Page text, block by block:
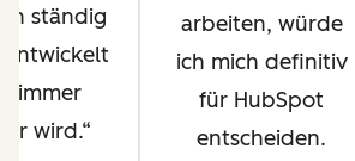
ständig
immer
wird.
arbeiten, würde
ich mich definitiv
für HubSpot
entscheiden.